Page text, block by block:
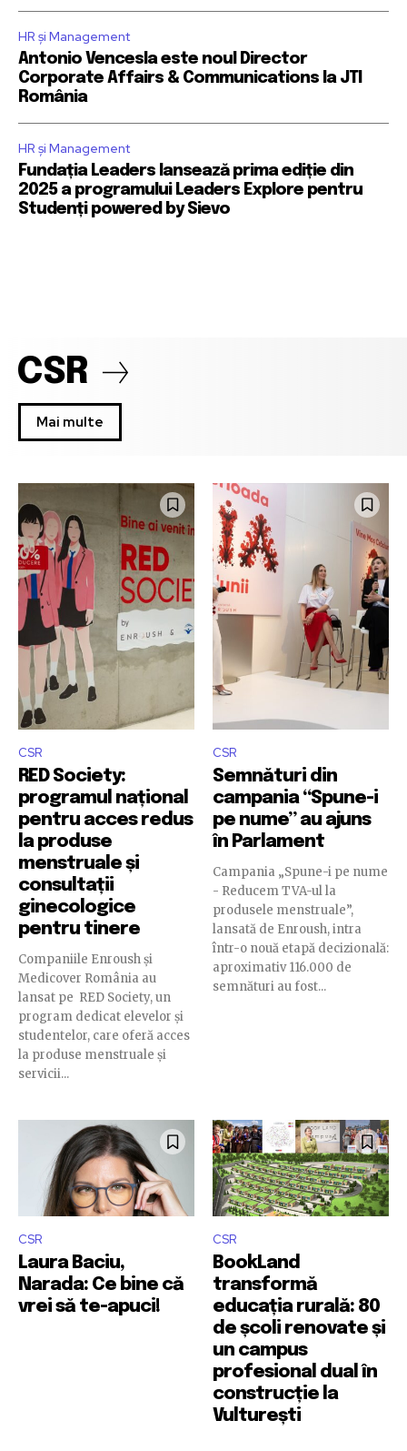
HR și Management
Antonio Vencesla este noul Director
Corporate Affairs & Communications la JTI
România
HR și Management
Fundația Leaders lansează prima ediție din
2025 a programului Leaders Explore pentru
Studenți powered by Sievo
CSR
Mai multe
CSR
RED Society:
programul național
pentru acces redus
la produse
menstruale și
consultații
ginecologice
pentru tinere
Companiile Enroush și
Medicover România au
lansat pe RED Society, un
program dedicat elevelor și
studentelor, care oferă acces
la produse menstruale și
servicii...
CSR
Semnături din
campania “Spune-i
pe nume” au ajuns
în Parlament
Campania „Spune-i pe nume
- Reducem TVA-ul la
produsele menstruale”,
lansată de Enroush, intra
într-o nouă etapă decizională:
aproximativ 116.000 de
semnături au fost...
CSR
Laura Baciu,
Narada: Ce bine că
vrei să te-apuci!
CSR
BookLand
transformă
educația rurală: 80
de școli renovate și
un campus
profesional dual în
construcție la
Vulturești